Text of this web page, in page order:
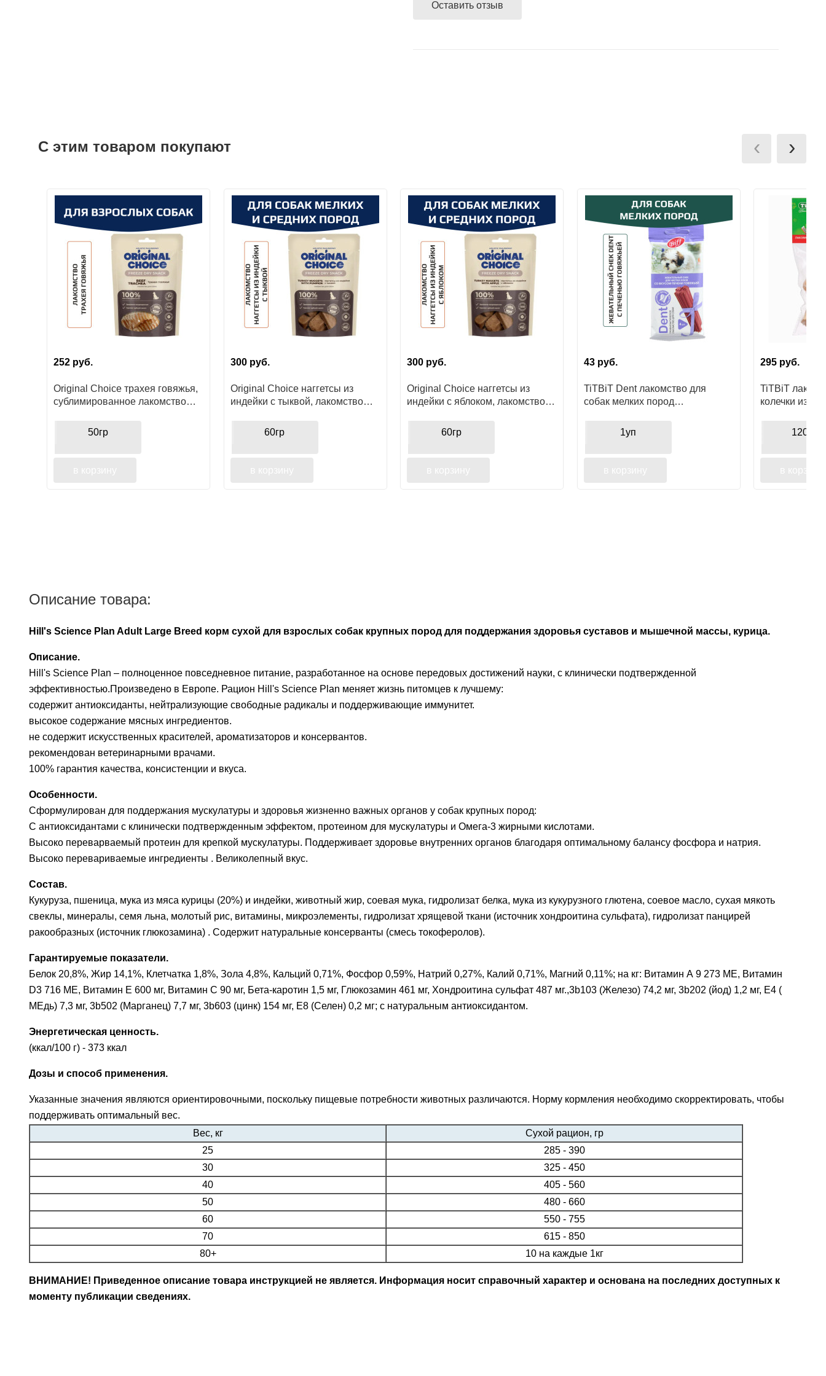
доставляются партнерами — курьерскими компаниями после согласования с
Оставить отзыв
С этим товаром покупают
252 руб.
Original Choice трахея говяжья,
сублимированное лакомство
50гр
300руб.
Original Choice наггетсы из
индейки с тыквой, лакомство
60гр
300 руб.
Original Choice наггетсы из
индейки с яблоком, лакомство
60гр
43руб.
TiTBiT Dent лакомство для
собак мелких пород
печени говяжьей, для чистки
1уп
295 руб.
TiTBiT
колечки из
120гр
‹ ›
Описание товара:
Hill's Science Plan Adult Large Breed корм сухой для взрослых собак крупных пород для поддержания здоровья суставов и мышечной массы, курица.
Описание.
Hill's Science Plan – полноценное повседневное питание, разработанное на основе передовых достижений науки, с клинически подтвержденной
эффективностью.Произведено в Европе. Рацион Hill's Science Plan меняет жизнь питомцев к лучшему:
содержит антиоксиданты, нейтрализующие свободные радикалы и поддерживающие иммунитет.
высокое содержание мясных ингредиентов.
не содержит искусственных красителей, ароматизаторов и консервантов.
рекомендован ветеринарными врачами.
100% гарантия качества, консистенции и вкуса.
Особенности.
Сформулирован для поддержания мускулатуры и здоровья жизненно важных органов у собак крупных пород:
С антиоксидантами с клинически подтвержденным эффектом, протеином для мускулатуры и Омега-3 жирными кислотами.
Высоко переварваемый протеин для крепкой мускулатуры. Поддерживает здоровье внутренних органов благодаря оптимальному балансу фосфора и натрия.
Высоко перевариваемые ингредиенты . Великолепный вкус.
Состав.
Кукуруза, пшеница, мука из мяса курицы (20%) и индейки, животный жир, соевая мука, гидролизат белка, мука из кукурузного глютена, соевое масло, сухая мякоть
свеклы, минералы, семя льна, молотый рис, витамины, микроэлементы, гидролизат хрящевой ткани (источник хондроитина сульфата), гидролизат панцирей
ракообразных (источник глюкозамина) . Содержит натуральные консерванты (смесь токоферолов).
Гарантируемые показатели.
Белок 20,8%, Жир 14,1%, Клетчатка 1,8%, Зола 4,8%, Кальций 0,71%, Фосфор 0,59%, Натрий 0,27%, Калий 0,71%, Магний 0,11%; на кг: Витамин А 9 273 МЕ, Витамин
D3 716 МЕ, Витамин E 600 мг, Витамин С 90 мг, Бета-каротин 1,5 мг, Глюкозамин 461 мг, Хондроитина сульфат 487 мг.,3b103 (Железо) 74,2 мг, 3b202 (йод) 1,2 мг, E4 (
МЕдь) 7,3 мг, 3b502 (Марганец) 7,7 мг, 3b603 (цинк) 154 мг, E8 (Селен) 0,2 мг; с натуральным антиоксидантом.
Энергетическая ценность.
(ккал/100 г) - 373 ккал
Дозы и способ применения.
Указанные значения являются ориентировочными, поскольку пищевые потребности животных различаются. Норму кормления необходимо скорректировать, чтобы
поддерживать оптимальный вес.
Вес, кг
Сухой рацион, гр
25
285 - 390
30
325 - 450
40
405 - 560
50
480 - 660
60
550 - 755
70
615 - 850
80+
10 на каждые 1кг
ВНИМАНИЕ! Приведенное описание товара инструкцией не является. Информация носит справочный характер и основана на последних доступных к
моменту публикации сведениях.